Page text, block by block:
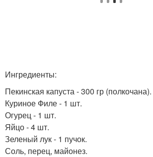
Ингредиенты:
Пекинская капуста - 300 гр (полкочана).
Куриное Филе - 1 шт.
Огурец - 1 шт.
Яйцо - 4 шт.
Зеленый лук - 1 пучок.
Соль, перец, майонез.